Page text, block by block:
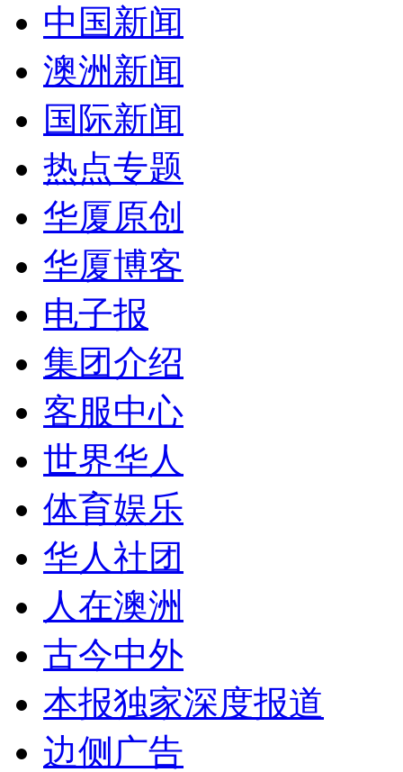
中国新闻
澳洲新闻
国际新闻
热点专题
华厦原创
华厦博客
电子报
集团介绍
客服中心
世界华人
体育娱乐
华人社团
人在澳洲
古今中外
本报独家深度报道
边侧广告